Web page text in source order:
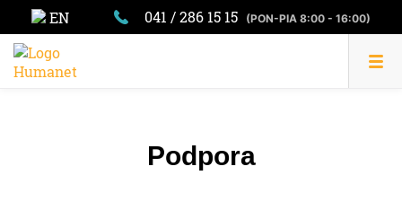
EN 041 / 286 15 15 (PON-PIA 8:00 - 16:00)
Podpora